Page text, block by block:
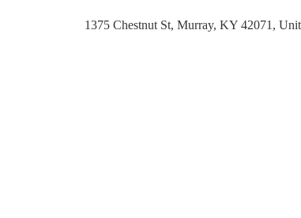
1375 Chestnut St, Murray, KY 42071,